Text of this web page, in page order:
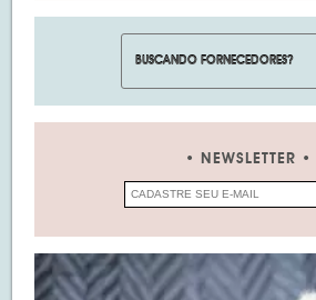
NEWSLETTER